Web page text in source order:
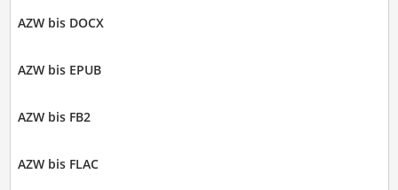
AZW bis DOCX
AZW bis EPUB
AZW bis FB2
AZW bis FLAC